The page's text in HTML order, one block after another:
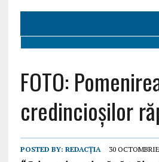
FOTO:
credincioșilor
POSTED BY: REDACȚIA 30